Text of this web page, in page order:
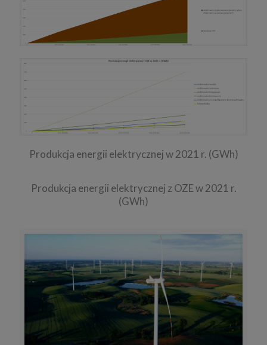
Produkcja energii elektrycznej w 2021 r. (GWh)
Produkcja energii elektrycznej z OZE w 2021 r.
(GWh)